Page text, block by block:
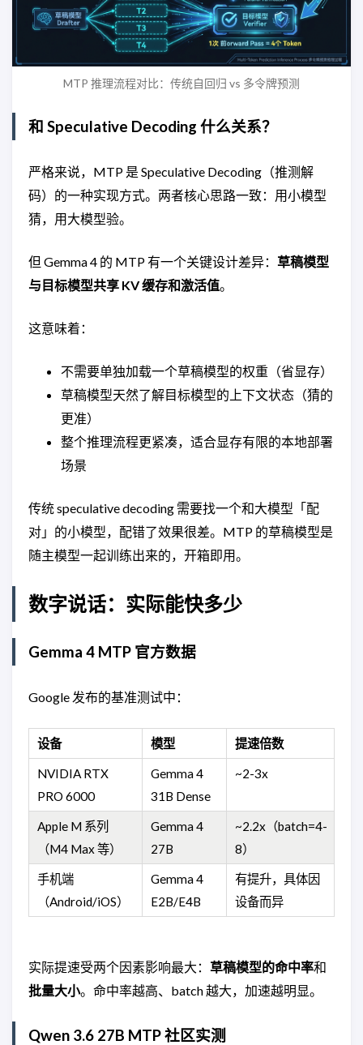
MTP 推理流程对比：传统自回归 vs 多令牌预测
和 Speculative Decoding 什么关系？
严格来说，MTP 是 Speculative Decoding（推测解
码）的一种实现方式。两者核心思路一致：用小模型
猜，用大模型验。
但 Gemma 4 的 MTP 有一个关键设计差异： 草稿模型
与目标模型共享 KV 缓存和激活值。
这意味着：
不需要单独加载一个草稿模型的权重（省显存）
草稿模型天然了解目标模型的上下文状态（猜的
更准）
整个推理流程更紧凑，适合显存有限的本地部署
场景
传统 speculative decoding 需要找一个和大模型「配
对」的小模型，配错了效果很差。MTP 的草稿模型是
随主模型一起训练出来的，开箱即用。
数字说话：实际能快多少
Gemma 4 MTP 官方数据
Google 发布的基准测试中：
设备 模型 提速倍数
NVIDIA RTX
PRO 6000
Gemma 4
31B Dense
~2-3x
Apple M 系列
（M4 Max 等）
Gemma 4
27B
~2.2x（batch=4-
8）
手机端
（Android/iOS）
Gemma 4
E2B/E4B
有提升，具体因
设备而异
实际提速受两个因素影响最大： 草稿模型的命中率和
批量大小。命中率越高、batch 越大，加速越明显。
Qwen 3.6 27B MTP 社区实测